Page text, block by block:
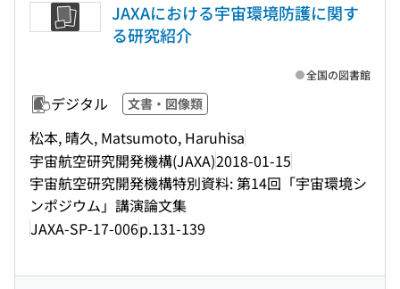
JAXAにおける宇宙環境防護に関す
る研究紹介
デジタル 文書・図像類
松本, 晴久, Matsumoto, Haruhisa
宇宙航空研究開発機構(JAXA)2018-01-15
宇宙航空研究開発機構特別資料: 第14回「宇宙環境シ
ンポジウム」講演論文集
JAXA-SP-17-006p.131-139
全国の図書館